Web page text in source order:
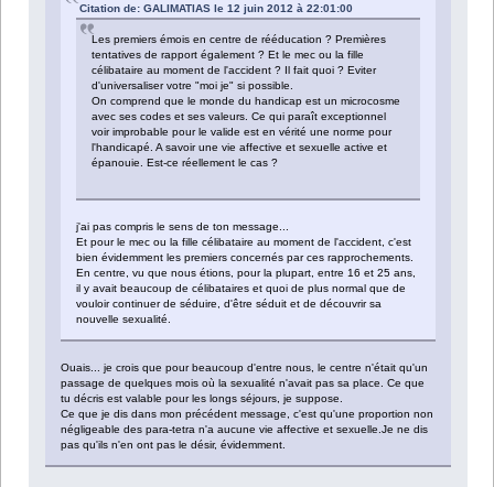
Citation de: GALIMATIAS le 12 juin 2012 à 22:01:00
Les premiers émois en centre de rééducation ? Premières
tentatives de rapport également ? Et le mec ou la fille
célibataire au moment de l'accident ? Il fait quoi ? Eviter
d'universaliser votre "moi je" si possible.
On comprend que le monde du handicap est un microcosme
avec ses codes et ses valeurs. Ce qui paraît exceptionnel
voir improbable pour le valide est en vérité une norme pour
l'handicapé. A savoir une vie affective et sexuelle active et
épanouie. Est-ce réellement le cas ?
j'ai pas compris le sens de ton message...
Et pour le mec ou la fille célibataire au moment de l'accident, c'est
bien évidemment les premiers concernés par ces rapprochements.
En centre, vu que nous étions, pour la plupart, entre 16 et 25 ans,
il y avait beaucoup de célibataires et quoi de plus normal que de
vouloir continuer de séduire, d'être séduit et de découvrir sa
nouvelle sexualité.
Ouais... je crois que pour beaucoup d'entre nous, le centre n'était qu'un
passage de quelques mois où la sexualité n'avait pas sa place. Ce que
tu décris est valable pour les longs séjours, je suppose.
Ce que je dis dans mon précédent message, c'est qu'une proportion non
négligeable des para-tetra n'a aucune vie affective et sexuelle.Je ne dis
pas qu'ils n'en ont pas le désir, évidemment.